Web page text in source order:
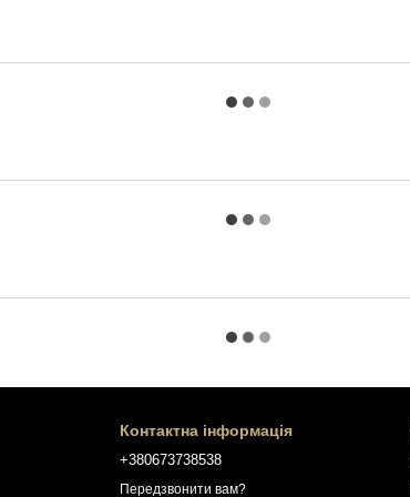
Контактна інформація
+380673738538
Передзвонити вам?